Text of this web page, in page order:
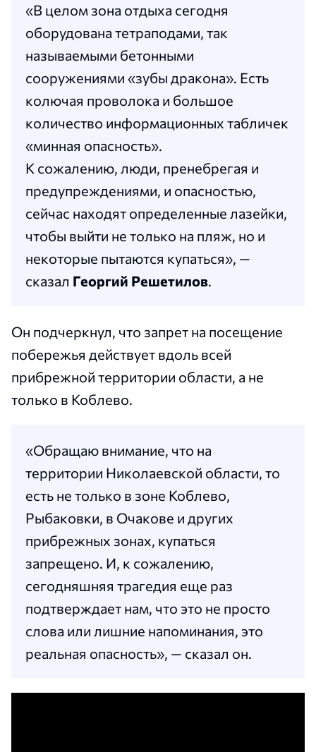
«В целом зона отдыха сегодня
оборудована тетраподами, так
называемыми бетонными
сооружениями «зубы дракона». Есть
колючая проволока и большое
количество информационных табличек
«минная опасность».
К сожалению, люди, пренебрегая и
предупреждениями, и опасностью,
сейчас находят определенные лазейки,
чтобы выйти не только на пляж, но и
некоторые пытаются купаться», —
сказал Георгий Решетилов.
Он подчеркнул, что запрет на посещение
побережья действует вдоль всей
прибрежной территории области, а не
только в Коблево.
«Обращаю внимание, что на
территории Николаевской области, то
есть не только в зоне Коблево,
Рыбаковки, в Очакове и других
прибрежных зонах, купаться
запрещено. И, к сожалению,
сегодняшняя трагедия еще раз
подтверждает нам, что это не просто
слова или лишние напоминания, это
реальная опасность», — сказал он.